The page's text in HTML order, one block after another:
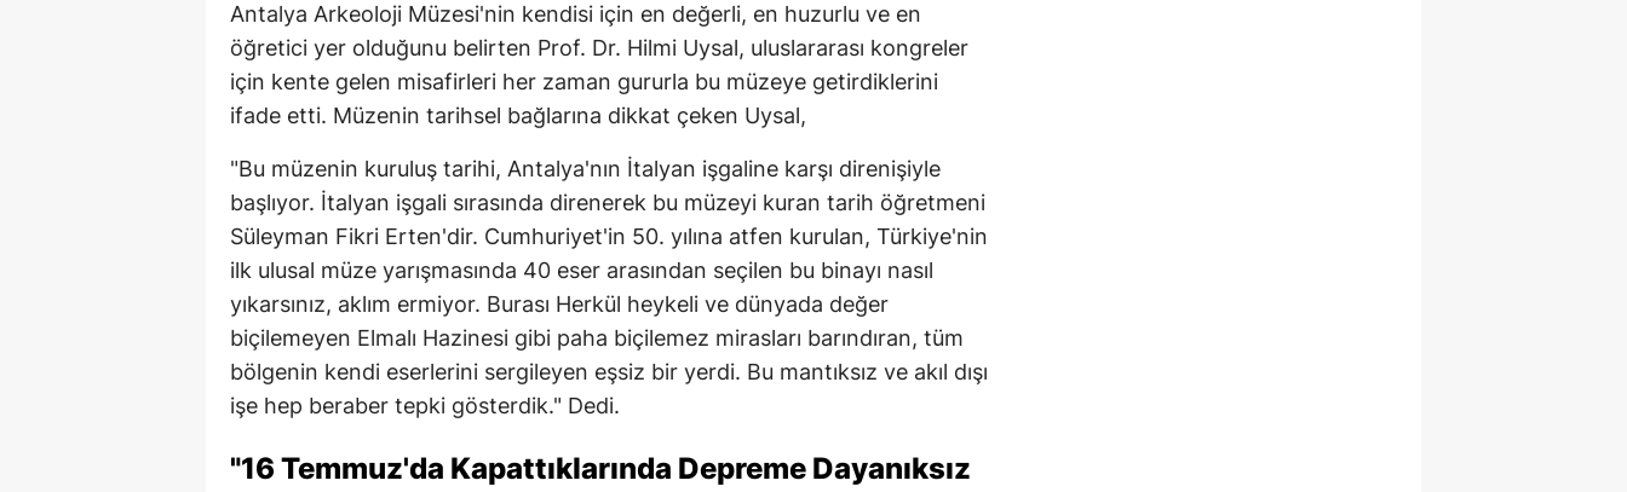
Antalya Arkeoloji Müzesi'nin kendisi için en değerli, en huzurlu ve en
öğretici yer olduğunu belirten Prof. Dr. Hilmi Uysal, uluslararası kongreler
için kente gelen misafirleri her zaman gururla bu müzeye getirdiklerini
ifade etti. Müzenin tarihsel bağlarına dikkat çeken Uysal,
"Bu müzenin kuruluş tarihi, Antalya'nın İtalyan işgaline karşı direnişiyle
başlıyor. İtalyan işgali sırasında direnerek bu müzeyi kuran tarih öğretmeni
Süleyman Fikri Erten'dir. Cumhuriyet'in 50. yılına atfen kurulan, Türkiye'nin
ilk ulusal müze yarışmasında 40 eser arasından seçilen bu binayı nasıl
yıkarsınız, aklım ermiyor. Burası Herkül heykeli ve dünyada değer
biçilemeyen Elmalı Hazinesi gibi paha biçilemez mirasları barındıran, tüm
bölgenin kendi eserlerini sergileyen eşsiz bir yerdi. Bu mantıksız ve akıl dışı
işe hep beraber tepki gösterdik." Dedi.
"16 Temmuz'da Kapattıklarında Depreme Dayanıksız